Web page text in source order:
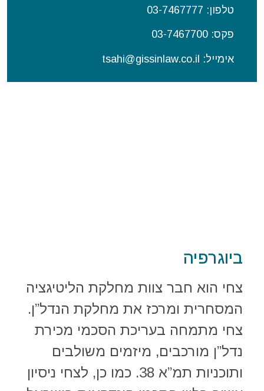
טלפון: 03- 7467777
פקס: 03-7467700
אימייל: tsahi@gissinlaw.co.il
ביוגרפיה
צחי הוא חבר צוות מחלקת הליטיגציה
המסחרית ומרכז את מחלקת הנדל”ן.
צחי מתמחה בעריכת הסכמי מכירת
נדל”ן מורכבים, מיזמים משולבים
ותוכניות תמ”א 38. כמו כן, לצחי ניסיון